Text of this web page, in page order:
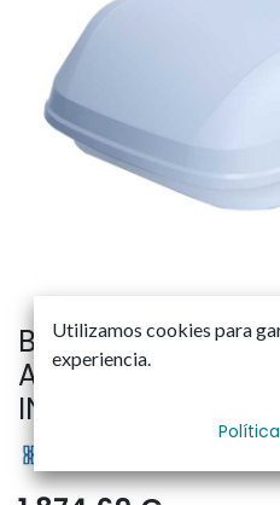
BELAIRE 3500, AIRE
ACONDICIONADO
INVERSO
Utilizamos cookies para
experiencia.